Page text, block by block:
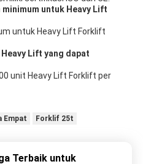
minimum untuk Heavy Lift
untuk Heavy Lift Forklift
Lift yang dapat
unit Heavy Lift Forklift per
Empat Forklif 25t
Terbaik untuk